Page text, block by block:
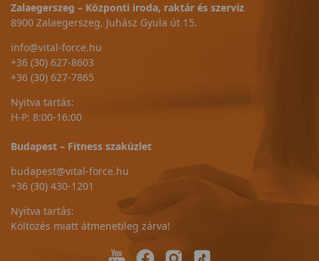
Zalaegerszeg – Központi iroda, raktár és szerviz
8900 Zalaegerszeg, Juhász Gyula út 15.
info@vital-force.hu
+36 (30) 627-8603
+36 (30) 627-7865
Nyitva tartás:
H-P: 8:00-16:00
Budapest – Fitness szaküzlet
budapest@vital-force.hu
+36 (30) 430-1201
Nyitva tartás:
Költözés miatt átmenetileg zárva!